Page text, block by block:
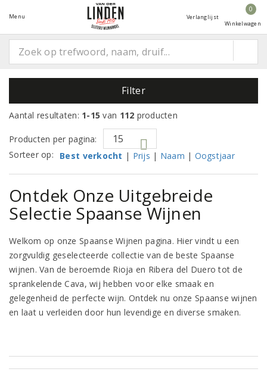
Menu Verlanglijst
0
Winkelwagen
Filter
Aantal resultaten: 1-15 van 112 producten
Producten per pagina:
Sorteer op:
Best verkocht | Prijs | Naam | Oogstjaar
Ontdek Onze Uitgebreide
Selectie Spaanse Wijnen
Welkom op onze Spaanse Wijnen pagina. Hier vindt u een
zorgvuldig geselecteerde collectie van de beste Spaanse
wijnen. Van de beroemde Rioja en Ribera del Duero tot de
sprankelende Cava, wij hebben voor elke smaak en
gelegenheid de perfecte wijn. Ontdek nu onze Spaanse wijnen
en laat u verleiden door hun levendige en diverse smaken.